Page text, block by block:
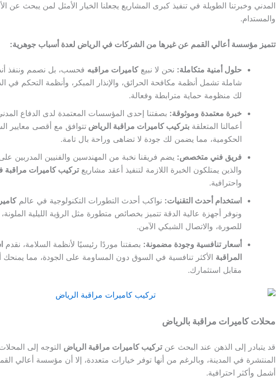
المدني وخبرتنا الطويلة في تنفيذ كبرى المشاريع يجعلنا الخيار الأمثل لمن يبحث عن
والمستدام.
تتميز مؤسسة أعالي القمم عن غيرها من الشركات في الرياض لعدة أسباب جوهرية:
حلول أمنية متكاملة: نحن لا نبيعكاميرات مراقبه فحسب، بل نصمم وننفذ
شاملة تشمل أنظمة مكافحة الحرائق، والإنذار المبكر، وأنظمة التحكم في
لك منظومة حماية مترابطة وفعالة.
خبرة معتمدة وموثوقة: بصفتنا إحدى المؤسسات المعتمدة لدى الدفاع
أعمالنا المتعلقة بتركيب كاميرات مراقبة الرياض تتوافق مع أقصى معايير
الحكومية، مما يضمن لك جودة لا تضاهى وراحة بال تامة.
فريق فني متخصص: يضم فريقنا نخبة من المهندسين والفنيين المدربين
والذين يمتلكون الخبرة اللازمة لتنفيذ أعقد مشاريعتركيب كاميرات مراقبة
واحترافية.
استخدام أحدث التقنيات: نواكب أحدث التطورات التكنولوجية في عالم
ونوفر أجهزة عالية الدقة تتميز بخصائص متطورة مثل الرؤية الليلية
للصورة، والاتصال الشبكي الآمن.
أسعار تنافسية وجودة مضمونة: بصفتنا موردًا رئيسيًا لأنظمة السلامة، نقدم
المراقبة الأكثر تنافسية في السوق دون المساومة على الجودة، مما
مقابل استثمارك.
محلات كاميرات مراقبة بالرياض
قد يتبادر إلى الذهن عند البحث عنتركيب كاميرات مراقبة الرياض التوجه إلى
المنتشرة في المدينة، وبالرغم من أنها توفر خيارات متعددة، إلا أن مؤسسة أعالي
أشمل وأكثر احترافية.